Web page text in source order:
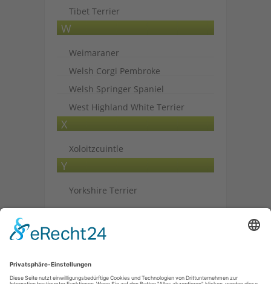
Tibet Terrier
W
Weimaraner
Welsh Corgi Pembroke
Welsh Springer Spaniel
West Highland White Terrier
X
Xoloitzcuintle
Y
Yorkshire Terrier